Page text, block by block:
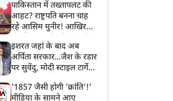
ट्रेंडिंग न्यूज़
पाकिस्तान में तख्तापलट की
आहट? राष्ट्रपति बनना चाह
रहे आसिम मुनीर! आखिर
बनाया मोहरा?
इशरत जहां के बाद अब
अर्पिता सरकार...जैश के रडार
पर सुवेंदु, मोदी स्टाइल टार्गेट
बड़ा एक्शन!
'1857 जैसी होगी 'क्रांति'!'
मीडिया के सामने आए